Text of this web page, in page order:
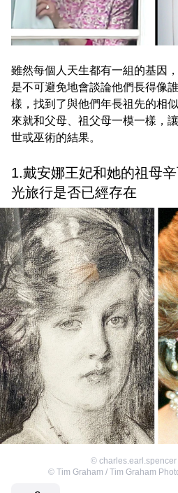
雖然每個人天生都有一組的基因
是不可避免地會談論他們長得像
樣，找到了與他們年長祖先的相
來就和父母、祖父母一模一樣，
世或巫術的結果。
1.戴安娜王妃和她的祖母
光旅行是否已經存在
© charles.earl.spencer
© Tim Graham / Tim Graham